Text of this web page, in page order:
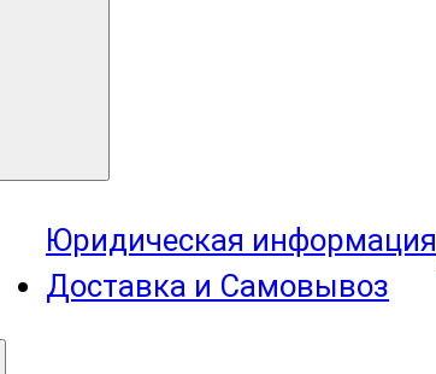
Юридическая информация
Доставка и Самовывоз